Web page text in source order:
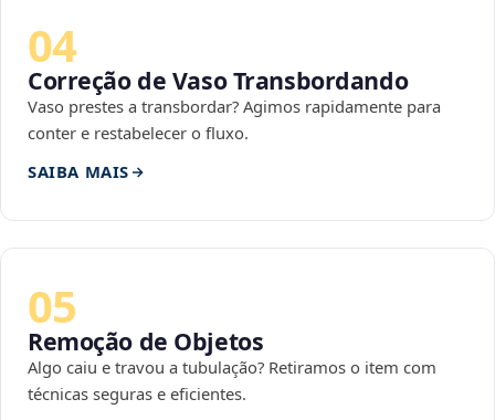
04
Correção de Vaso Transbordando
Vaso prestes a transbordar? Agimos rapidamente para
conter e restabelecer o fluxo.
SAIBA MAIS
05
Remoção de Objetos
Algo caiu e travou a tubulação? Retiramos o item com
técnicas seguras e eficientes.